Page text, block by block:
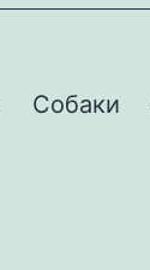
Собаки